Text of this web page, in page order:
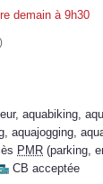
demain à 9h30
, aquabiking,
, aquajogging,
PMR (parking,
CB acceptée